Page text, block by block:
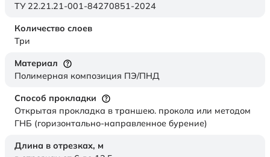
ТУ 22.21.21-001-84270851-2024
Количество слоев
Три
Материал
Полимерная композиция ПЭ/ПНД
Способ прокладки
Открытая прокладка в траншею. прокола или методом
ГНБ (горизонтально-направленное бурение)
Длина в отрезках, м